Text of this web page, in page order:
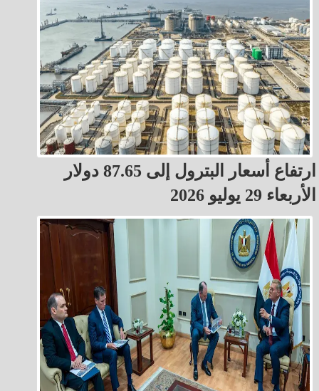
ارتفاع أسعار البترول إلى 87.65 دولار
الأربعاء 29 يوليو 2026